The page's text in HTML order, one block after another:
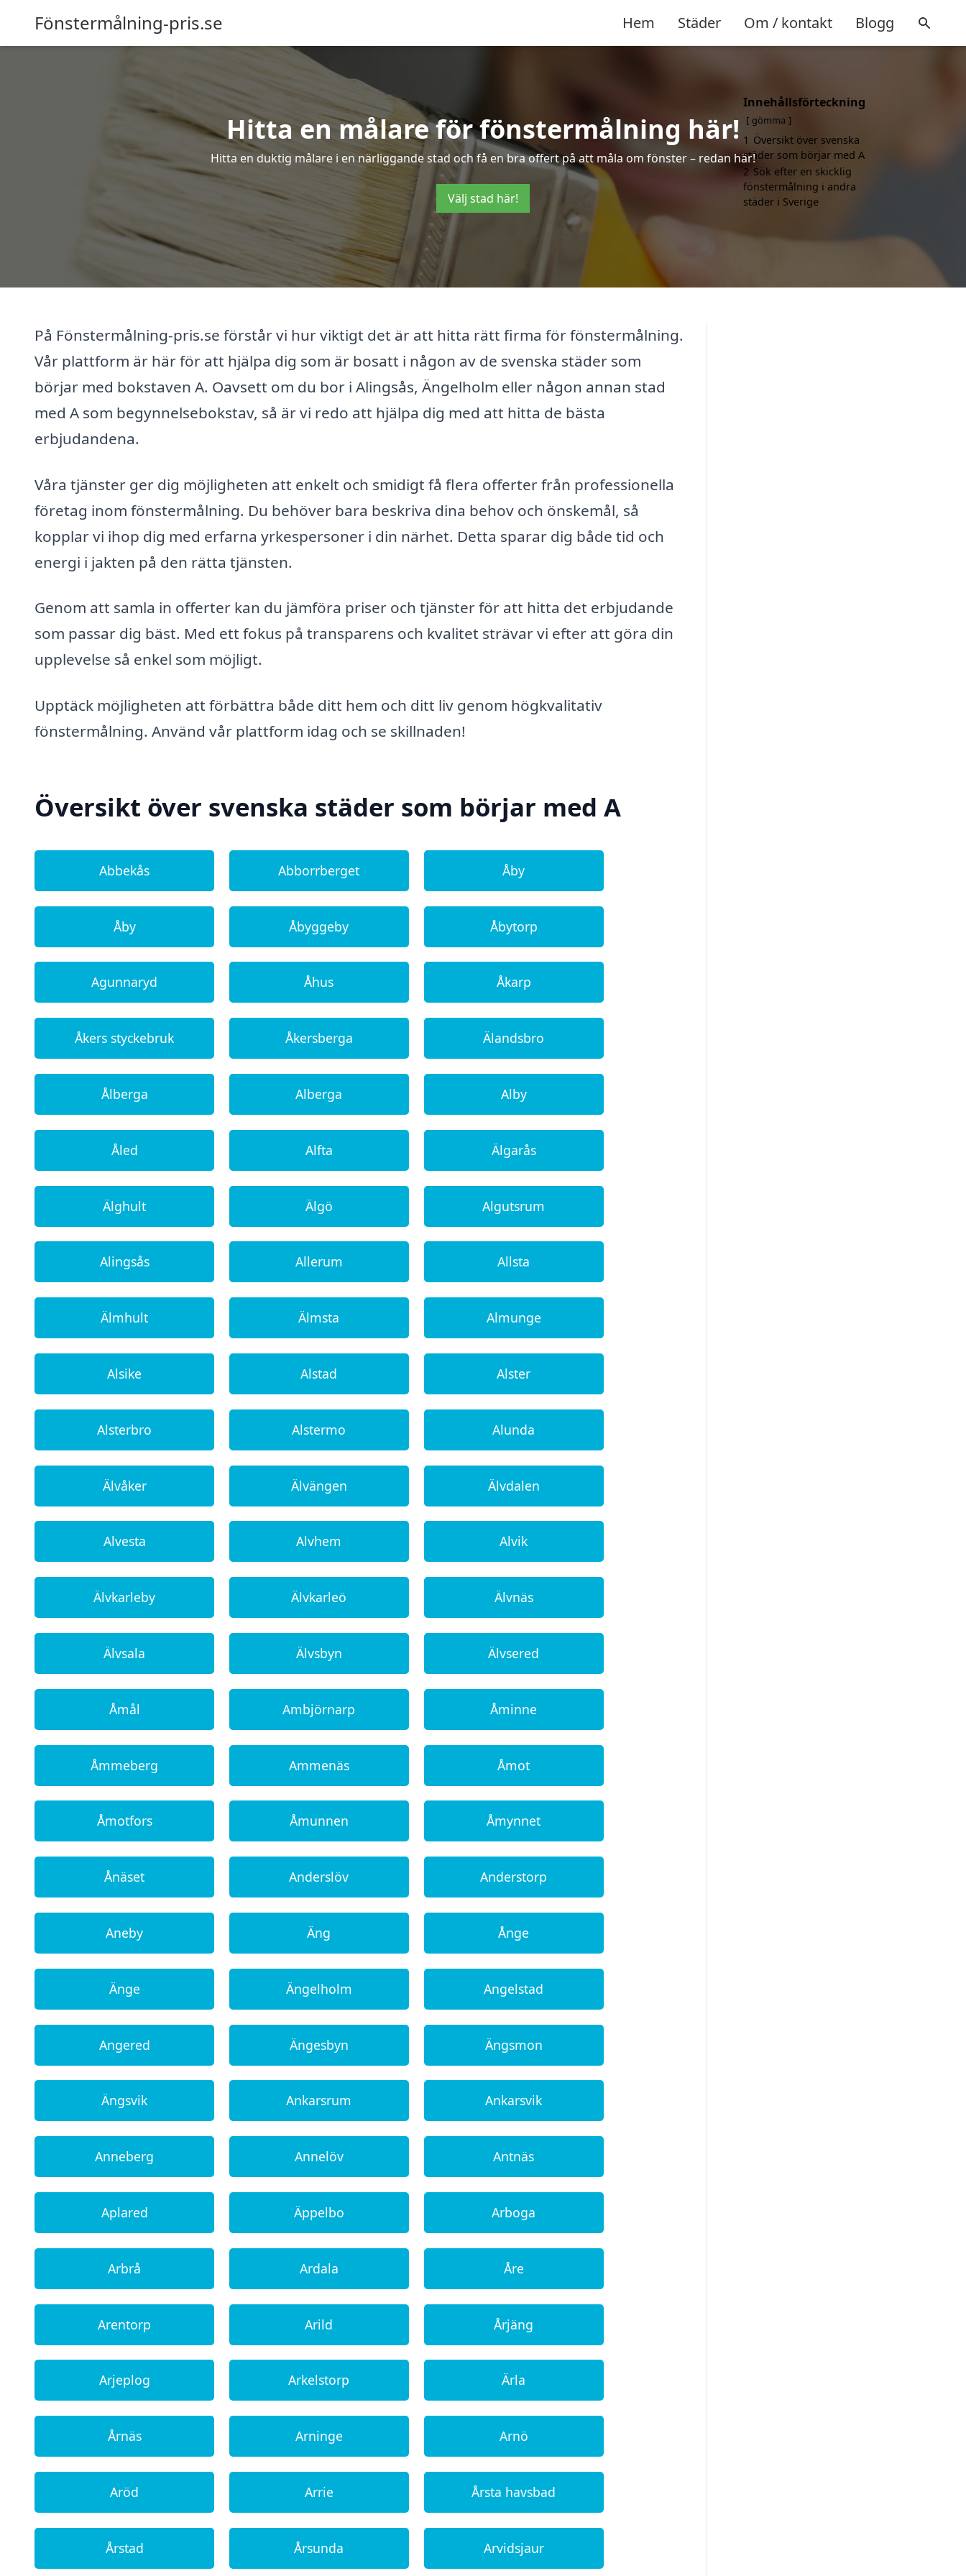
Fönstermålning-pris.se Hem Städer Om / kontakt Blogg
Hitta en målare för fönstermålning här!
Hitta en duktig målare i en närliggande stad och få en bra offert på att måla om fönster – redan här!
Välj stad här!
På Fönstermålning-pris.se förstår vi hur viktigt det är att hitta rätt firma för fönstermålning.
Vår plattform är här för att hjälpa dig som är bosatt i någon av de svenska städer som
börjar med bokstaven A. Oavsett om du bor i Alingsås, Ängelholm eller någon annan stad
med A som begynnelsebokstav, så är vi redo att hjälpa dig med att hitta de bästa
erbjudandena.
Våra tjänster ger dig möjligheten att enkelt och smidigt få flera offerter från professionella
företag inom fönstermålning. Du behöver bara beskriva dina behov och önskemål, så
kopplar vi ihop dig med erfarna yrkespersoner i din närhet. Detta sparar dig både tid och
energi i jakten på den rätta tjänsten.
Genom att samla in offerter kan du jämföra priser och tjänster för att hitta det erbjudande
som passar dig bäst. Med ett fokus på transparens och kvalitet strävar vi efter att göra din
upplevelse så enkel som möjligt.
Upptäck möjligheten att förbättra både ditt hem och ditt liv genom högkvalitativ
fönstermålning. Använd vår plattform idag och se skillnaden!
Översikt över svenska städer som börjar med A
Abbekås Abborrberget Åby
Åby Åbyggeby Åbytorp
Agunnaryd Åhus Åkarp
Åkers styckebruk Åkersberga Älandsbro
Ålberga Alberga Alby
Åled Alfta Älgarås
Älghult Älgö Algutsrum
Alingsås Allerum Allsta
Älmhult Älmsta Almunge
Alsike Alstad Alster
Alsterbro Alstermo Alunda
Älvåker Älvängen Älvdalen
Alvesta Alvhem Alvik
Älvkarleby Älvkarleö Älvnäs
Älvsala Älvsbyn Älvsered
Åmål Ambjörnarp Åminne
Åmmeberg Ammenäs Åmot
Åmotfors Åmunnen Åmynnet
Ånäset Anderslöv Anderstorp
Aneby Äng Ånge
Änge Ängelholm Angelstad
Angered Ängesbyn Ängsmon
Ängsvik Ankarsrum Ankarsvik
Anneberg Annelöv Antnäs
Aplared Äppelbo Arboga
Arbrå Ardala Åre
Arentorp Arild Årjäng
Arjeplog Arkelstorp Ärla
Årnäs Arninge Arnö
Aröd Arrie Årsta havsbad
Årstad Årsunda Arvidsjaur
Innehållsförteckning
gömma
1 Översikt över svenska
städer som börjar med A
2 Sök efter en skicklig
fönstermålning i andra
städer i Sverige